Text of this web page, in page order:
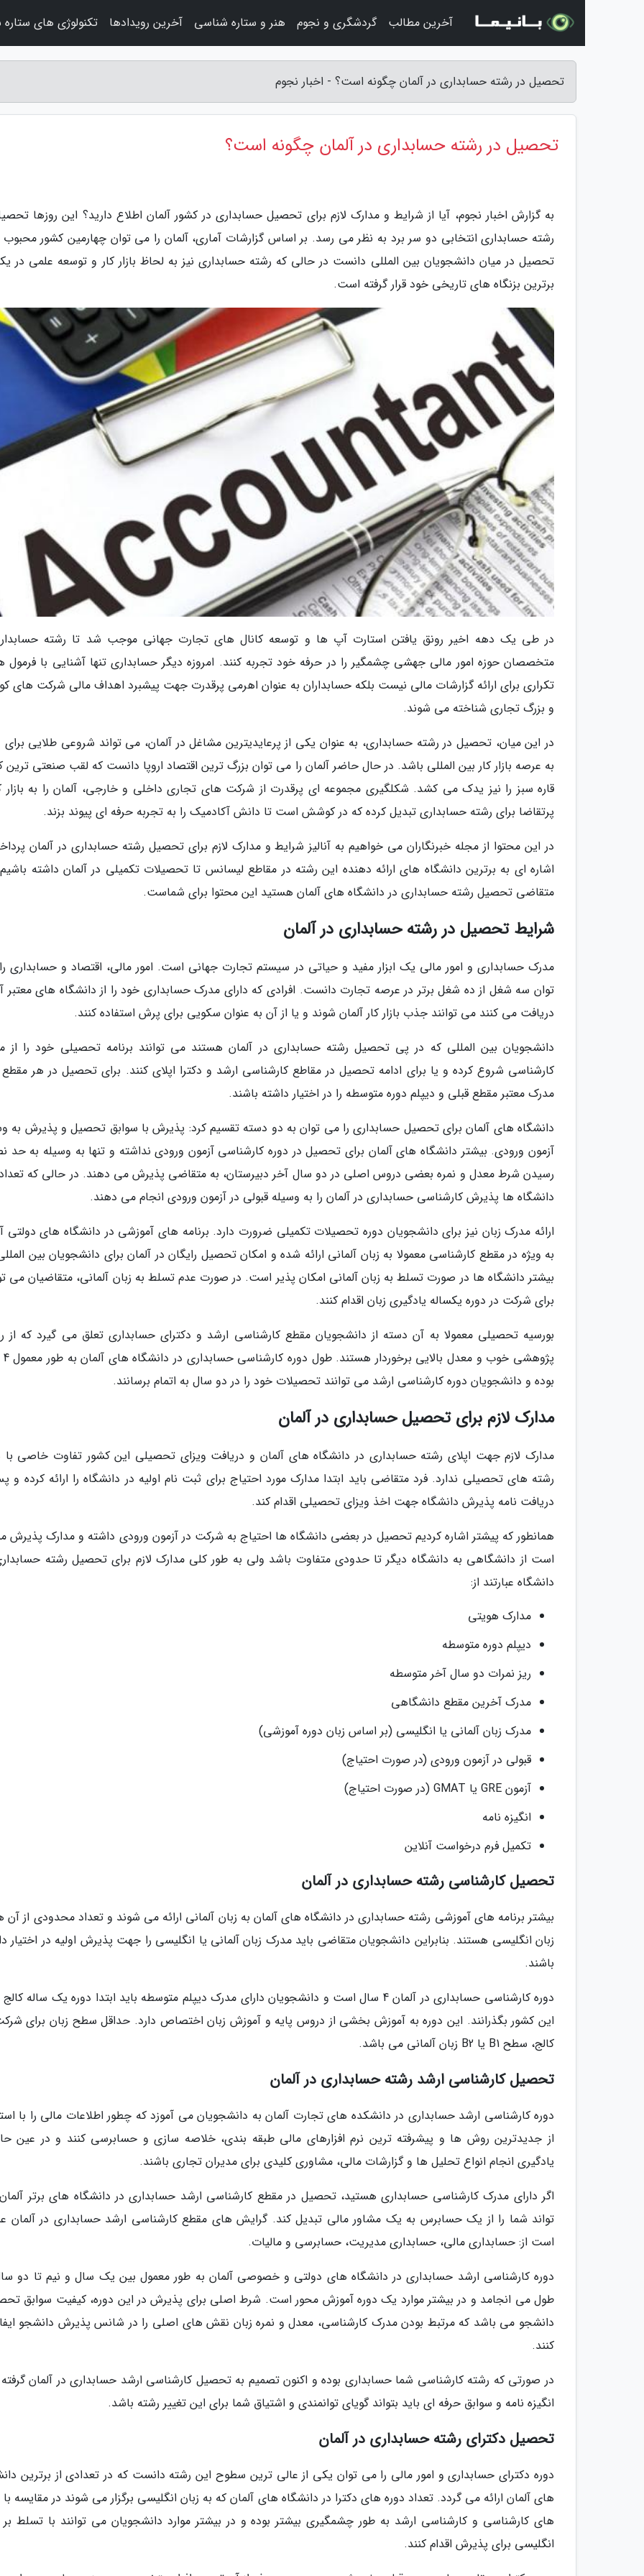
تحصیل در رشته حسابداری در آلمان چگونه است؟ - اخبار نجوم
تحصیل در رشته حسابداری در آلمان چگونه است؟
به گزارش اخبار نجوم، آیا از شرایط و مدارک لازم برای تحصیل حسابداری در کشور آلمان اطلاع دارید؟ این روزها
رشته حسابداری انتخابی دو سر برد به نظر می رسد. بر اساس گزارشات آماری، آلمان را می توان چهارمین کشور محبوب
تحصیل در میان دانشجویان بین المللی دانست در حالی که رشته حسابداری نیز به لحاظ بازار کار و توسعه علمی در
برترین بزنگاه های تاریخی خود قرار گرفته است.
در طی یک دهه اخیر رونق یافتن استارت آپ ها و توسعه کانال های تجارت جهانی موجب شد تا رشته
متخصصان حوزه امور مالی جهشی چشمگیر را در حرفه خود تجربه کنند. امروزه دیگر حسابداری تنها آشنایی با فرمول
تکراری برای ارائه گزارشات مالی نیست بلکه حسابداران به عنوان اهرمی پرقدرت جهت پیشبرد اهداف مالی شرکت های
و بزرگ تجاری شناخته می شوند.
در این میان، تحصیل در رشته حسابداری، به عنوان یکی از پرعایدیترین مشاغل در آلمان، می تواند شروعی طلایی برای
به عرصه بازار کار بین المللی باشد. در حال حاضر آلمان را می توان بزرگ ترین اقتصاد اروپا دانست که لقب صنعتی ترین
قاره سبز را نیز یدک می کشد. شکلگیری مجموعه ای پرقدرت از شرکت های تجاری داخلی و خارجی، آلمان را به بازار
پرتقاضا برای رشته حسابداری تبدیل کرده که در کوشش است تا دانش آکادمیک را به تجربه حرفه ای پیوند بزند.
در این محتوا از مجله خبرنگاران می خواهیم به آنالیز شرایط و مدارک لازم برای تحصیل رشته حسابداری در آلمان
اشاره ای به برترین دانشگاه های ارائه دهنده این رشته در مقاطع لیسانس تا تحصیلات تکمیلی در آلمان داشته
متقاضی تحصیل رشته حسابداری در دانشگاه های آلمان هستید این محتوا برای شماست.
شرایط تحصیل در رشته حسابداری در آلمان
مدرک حسابداری و امور مالی یک ابزار مفید و حیاتی در سیستم تجارت جهانی است. امور مالی، اقتصاد و حسابداری
توان سه شغل از ده شغل برتر در عرصه تجارت دانست. افرادی که دارای مدرک حسابداری خود را از دانشگاه های معتبر
دریافت می کنند می توانند جذب بازار کار آلمان شوند و یا از آن به عنوان سکویی برای پرش استفاده کنند.
دانشجویان بین المللی که در پی تحصیل رشته حسابداری در آلمان هستند می توانند برنامه تحصیلی خود را از
کارشناسی شروع کرده و یا برای ادامه تحصیل در مقاطع کارشناسی ارشد و دکترا اپلای کنند. برای تحصیل در هر مقطع
مدرک معتبر مقطع قبلی و دیپلم دوره متوسطه را در اختیار داشته باشند.
دانشگاه های آلمان برای تحصیل حسابداری را می توان به دو دسته تقسیم کرد: پذیرش با سوابق تحصیل و پذیرش به
آزمون ورودی. بیشتر دانشگاه های آلمان برای تحصیل در دوره کارشناسی آزمون ورودی نداشته و تنها به وسیله به حد
رسیدن شرط معدل و نمره بعضی دروس اصلی در دو سال آخر دبیرستان، به متقاضی پذیرش می دهند. در حالی که
دانشگاه ها پذیرش کارشناسی حسابداری در آلمان را به وسیله قبولی در آزمون ورودی انجام می دهند.
ارائه مدرک زبان نیز برای دانشجویان دوره تحصیلات تکمیلی ضرورت دارد. برنامه های آموزشی در دانشگاه های دولتی
به ویژه در مقطع کارشناسی معمولا به زبان آلمانی ارائه شده و امکان تحصیل رایگان در آلمان برای دانشجویان بین
بیشتر دانشگاه ها در صورت تسلط به زبان آلمانی امکان پذیر است. در صورت عدم تسلط به زبان آلمانی، متقاضیان می
برای شرکت در دوره یکساله یادگیری زبان اقدام کنند.
بورسیه تحصیلی معمولا به آن دسته از دانشجویان مقطع کارشناسی ارشد و دکترای حسابداری تعلق می گیرد که از
بوده و دانشجویان دوره کارشناسی ارشد می توانند تحصیلات خود را در دو سال به اتمام برسانند.
مدارک لازم برای تحصیل حسابداری در آلمان
مدارک لازم جهت اپلای رشته حسابداری در دانشگاه های آلمان و دریافت ویزای تحصیلی این کشور تفاوت خاصی با
رشته های تحصیلی ندارد. فرد متقاضی باید ابتدا مدارک مورد احتیاج برای ثبت نام اولیه در دانشگاه را ارائه کرده و
دریافت نامه پذیرش دانشگاه جهت اخذ ویزای تحصیلی اقدام کند.
همانطور که پیشتر اشاره کردیم تحصیل در بعضی دانشگاه ها احتیاج به شرکت در آزمون ورودی داشته و مدارک پذیرش
است از دانشگاهی به دانشگاه دیگر تا حدودی متفاوت باشد ولی به طور کلی مدارک لازم برای تحصیل رشته
دانشگاه عبارتند از:
مدارک هویتی
دیپلم دوره متوسطه
ریز نمرات دو سال آخر متوسطه
مدرک آخرین مقطع دانشگاهی
مدرک زبان آلمانی یا انگلیسی (بر اساس زبان دوره آموزشی)
قبولی در آزمون ورودی (در صورت احتیاج)
آزمون GRE یا GMAT (در صورت احتیاج)
انگیزه نامه
تکمیل فرم درخواست آنلاین
تحصیل کارشناسی رشته حسابداری در آلمان
بیشتر برنامه های آموزشی رشته حسابداری در دانشگاه های آلمان به زبان آلمانی ارائه می شوند و تعداد محدودی از آن
زبان انگلیسی هستند. بنابراین دانشجویان متقاضی باید مدرک زبان آلمانی یا انگلیسی را جهت پذیرش اولیه در اختیار
باشند.
دوره کارشناسی حسابداری در آلمان 4 سال است و دانشجویان دارای مدرک دیپلم متوسطه باید ابتدا دوره یک ساله
این کشور بگذرانند. این دوره به آموزش بخشی از دروس پایه و آموزش زبان اختصاص دارد. حداقل سطح زبان برای
کالج، سطح B1 یا B2 زبان آلمانی می باشد.
تحصیل کارشناسی ارشد رشته حسابداری در آلمان
دوره کارشناسی ارشد حسابداری در دانشکده های تجارت آلمان به دانشجویان می آموزد که چطور اطلاعات مالی را با
از جدیدترین روش ها و پیشرفته ترین نرم افزارهای مالی طبقه بندی، خلاصه سازی و حسابرسی کنند و در عین
یادگیری انجام انواع تحلیل ها و گزارشات مالی، مشاوری کلیدی برای مدیران تجاری باشند.
اگر دارای مدرک کارشناسی حسابداری هستید، تحصیل در مقطع کارشناسی ارشد حسابداری در دانشگاه های برتر
تواند شما را از یک حسابرس به یک مشاور مالی تبدیل کند. گرایش های مقطع کارشناسی ارشد حسابداری در آلمان
است از: حسابداری مالی، حسابداری مدیریت، حسابرسی و مالیات.
دوره کارشناسی ارشد حسابداری در دانشگاه های دولتی و خصوصی آلمان به طور معمول بین یک سال و نیم تا دو
طول می انجامد و در بیشتر موارد یک دوره آموزش محور است. شرط اصلی برای پذیرش در این دوره، کیفیت سوابق
دانشجو می باشد که مرتبط بودن مدرک کارشناسی، معدل و نمره زبان نقش های اصلی را در شانس پذیرش دانشجو
کنند.
در صورتی که رشته کارشناسی شما حسابداری بوده و اکنون تصمیم به تحصیل کارشناسی ارشد حسابداری در آلمان گرفته
انگیزه نامه و سوابق حرفه ای باید بتواند گویای توانمندی و اشتیاق شما برای این تغییر رشته باشد.
تحصیل دکترای رشته حسابداری در آلمان
دوره دکترای حسابداری و امور مالی را می توان یکی از عالی ترین سطوح این رشته دانست که در تعدادی از برترین
های آلمان ارائه می گردد. تعداد دوره های دکترا در دانشگاه های آلمان که به زبان انگلیسی برگزار می شوند در مقایسه با
های کارشناسی و کارشناسی ارشد به طور چشمگیری بیشتر بوده و در بیشتر موارد دانشجویان می توانند با تسلط بر
انگلیسی برای پذیرش اقدام کنند.
آخرین مطالب گردشگری و نجوم هنر و ستاره شناسی آخرین رویدادها تکنولوژی های